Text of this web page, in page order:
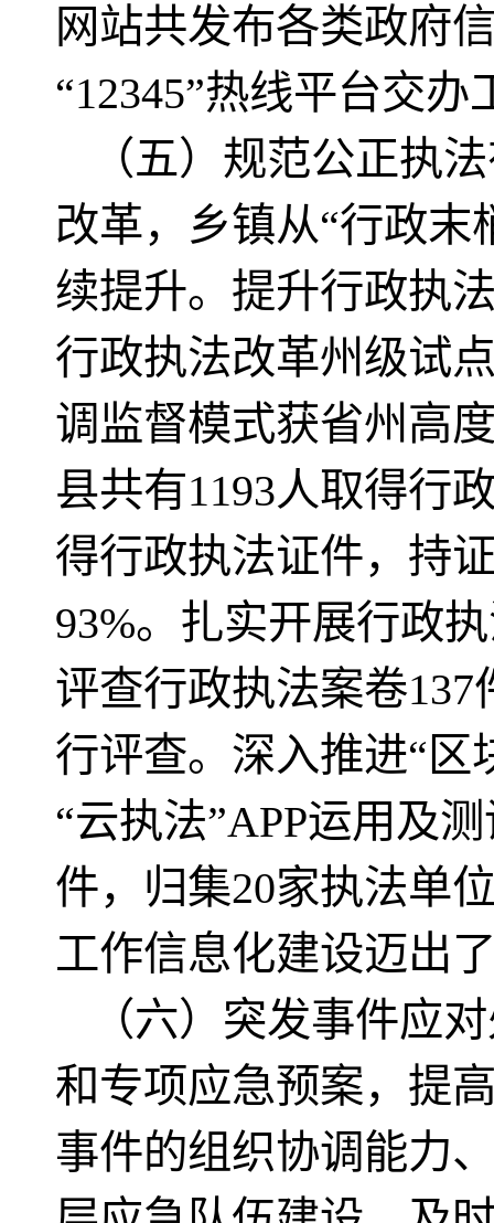
网站共发布各类政府
“12345”热线平台交
（五）规范公正执
改革，乡镇从“行政末
续提升。提升行政执
行政执法改革州级试
调监督模式获省州高
县共有1193人取得行
得行政执法证件，持
93%。扎实开展行政
评查行政执法案卷
行评查。深入推进“区
“云执法”APP运用及
件，归集20家执法单
工作信息化建设迈出
（六）突发事件应
和专项应急预案，提
事件的组织协调能力